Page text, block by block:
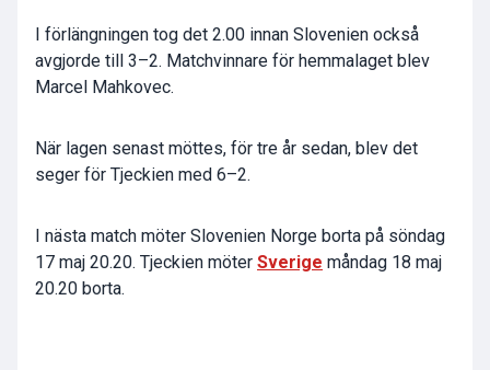
I förlängningen tog det 2.00 innan Slovenien också
avgjorde till 3–2. Matchvinnare för hemmalaget blev
Marcel Mahkovec.
När lagen senast möttes, för tre år sedan, blev det
seger för Tjeckien med 6–2.
I nästa match möter Slovenien Norge borta på söndag
17 maj 20.20. Tjeckien möter Sverige måndag 18 maj
20.20 borta.